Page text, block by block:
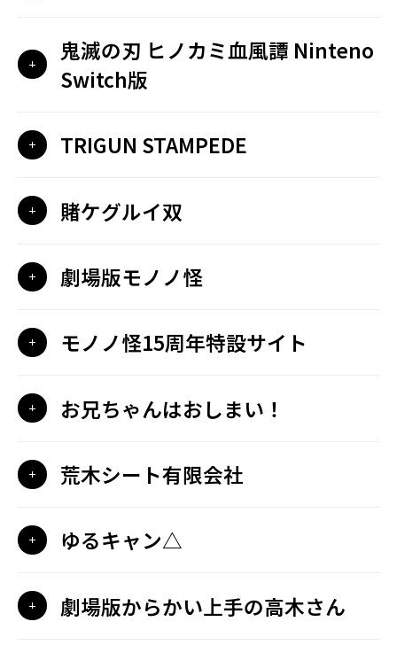
鬼滅の刃 ヒノカミ血風譚 Ninteno
Switch版
TRIGUN STAMPEDE
賭ケグルイ双
劇場版モノノ怪
モノノ怪15周年特設サイト
お兄ちゃんはおしまい！
荒木シート有限会社
ゆるキャン△
劇場版からかい上手の高木さん